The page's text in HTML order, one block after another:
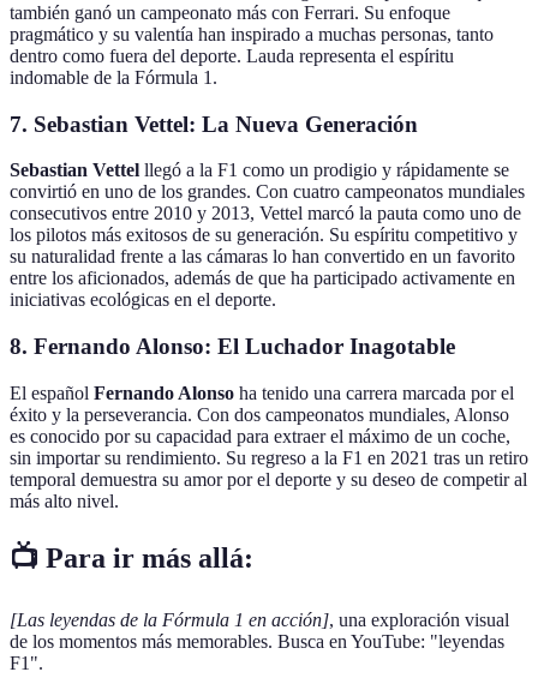
también ganó un campeonato más con Ferrari. Su enfoque
pragmático y su valentía han inspirado a muchas personas, tanto
dentro como fuera del deporte. Lauda representa el espíritu
indomable de la Fórmula 1.
7. Sebastian Vettel: La Nueva Generación
Sebastian Vettel llegó a la F1 como un prodigio y rápidamente se
convirtió en uno de los grandes. Con cuatro campeonatos mundiales
consecutivos entre 2010 y 2013, Vettel marcó la pauta como uno de
los pilotos más exitosos de su generación. Su espíritu competitivo y
su naturalidad frente a las cámaras lo han convertido en un favorito
entre los aficionados, además de que ha participado activamente en
iniciativas ecológicas en el deporte.
8. Fernando Alonso: El Luchador Inagotable
El español Fernando Alonso ha tenido una carrera marcada por el
éxito y la perseverancia. Con dos campeonatos mundiales, Alonso
es conocido por su capacidad para extraer el máximo de un coche,
sin importar su rendimiento. Su regreso a la F1 en 2021 tras un retiro
temporal demuestra su amor por el deporte y su deseo de competir al
más alto nivel.
📺 Para ir más allá:
[Las leyendas de la Fórmula 1 en acción], una exploración visual
de los momentos más memorables. Busca en YouTube: "leyendas
F1".